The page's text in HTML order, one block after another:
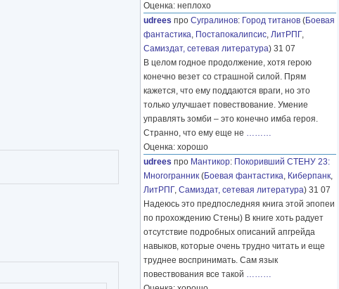
Оценка: неплохо
udrees про Сугралинов: Город титанов (Боевая
фантастика, Постапокалипсис, ЛитРПГ,
Самиздат, сетевая литература) 31 07
В целом годное продолжение, хотя герою
конечно везет со страшной силой. Прям
кажется, что ему поддаются враги, но это
только улучшает повествование. Умение
управлять зомби – это конечно имба героя.
Странно, что ему еще не ………
Оценка: хорошо
udrees про Мантикор: Покоривший СТЕНУ 23:
Многогранник (Боевая фантастика, Киберпанк,
ЛитРПГ, Самиздат, сетевая литература) 31 07
Надеюсь это предпоследняя книга этой эпопеи
по прохождению Стены) В книге хоть радует
отсутствие подробных описаний апгрейда
навыков, которые очень трудно читать и еще
труднее воспринимать. Сам язык
повествования все такой ………